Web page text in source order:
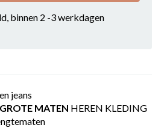
binnen 2 -3 werkdagen
jeans
GROTE MATEN HEREN KLEDING